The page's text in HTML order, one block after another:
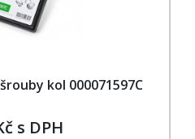
kol 000071597C
s DPH